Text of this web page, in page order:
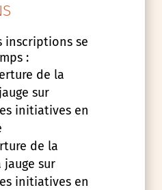
inscriptions se
:
de la
sur
initiatives en
de la
sur
initiatives en